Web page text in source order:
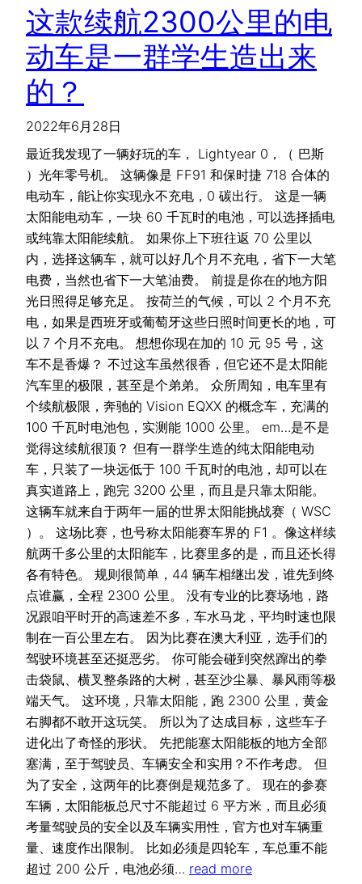
这款续航2300公里的电
动车是一群学生造出来
的？
2022年6月28日
最近我发现了一辆好玩的车， Lightyear 0，（ 巴斯
）光年零号机。 这辆像是 FF91 和保时捷 718 合体的
电动车，能让你实现永不充电，0 碳出行。 这是一辆
太阳能电动车，一块 60 千瓦时的电池，可以选择插电
或纯靠太阳能续航。 如果你上下班往返 70 公里以
内，选择这辆车，就可以好几个月不充电，省下一大笔
电费，当然也省下一大笔油费。 前提是你在的地方阳
光日照得足够充足。 按荷兰的气候，可以 2 个月不充
电，如果是西班牙或葡萄牙这些日照时间更长的地，可
以 7 个月不充电。 想想你现在加的 10 元 95 号，这
车不是香爆？ 不过这车虽然很香，但它还不是太阳能
汽车里的极限，甚至是个弟弟。 众所周知，电车里有
个续航极限，奔驰的 Vision EQXX 的概念车，充满的
100 千瓦时电池包，实测能 1000 公里。 em…是不是
觉得这续航很顶？ 但有一群学生造的纯太阳能电动
车，只装了一块远低于 100 千瓦时的电池，却可以在
真实道路上，跑完 3200 公里，而且是只靠太阳能。
这辆车就来自于两年一届的世界太阳能挑战赛（ WSC
）。 这场比赛，也号称太阳能赛车界的 F1 。像这样续
航两千多公里的太阳能车，比赛里多的是，而且还长得
各有特色。 规则很简单，44 辆车相继出发，谁先到终
点谁赢，全程 2300 公里。 没有专业的比赛场地，路
况跟咱平时开的高速差不多，车水马龙，平均时速也限
制在一百公里左右。 因为比赛在澳大利亚，选手们的
驾驶环境甚至还挺恶劣。 你可能会碰到突然蹿出的拳
击袋鼠、横叉整条路的大树，甚至沙尘暴、暴风雨等极
端天气。 这环境，只靠太阳能，跑 2300 公里，黄金
右脚都不敢开这玩笑。 所以为了达成目标，这些车子
进化出了奇怪的形状。 先把能塞太阳能板的地方全部
塞满，至于驾驶员、车辆安全和实用？不作考虑。 但
为了安全，这两年的比赛倒是规范多了。 现在的参赛
车辆，太阳能板总尺寸不能超过 6 平方米，而且必须
考量驾驶员的安全以及车辆实用性，官方也对车辆重
量、速度作出限制。 比如必须是四轮车，车总重不能
超过 200 公斤，电池必须… read more